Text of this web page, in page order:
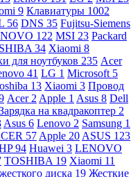
9 Клавиатуры 1002
56 DNS 35 Fujitsu-Siemens
122 MSI 23 Packard
34 Xiaomi 8
для ноутбуков 235 Acer
41 LG 1 Microsoft 5
13 Xiaomi 3 Провод
Acer 2 Apple 1 Asus 8 Dell
на квадракоптер 2
Asus 6 Lenovo 2 Samsung 1
57 Apple 20 ASUS 123
94 Huawei 3 LENOVO
TOSHIBA 19 Xiaomi 11
диска 19 Жесткие